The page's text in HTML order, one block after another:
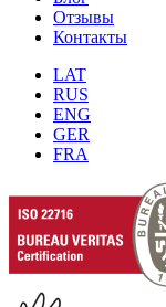
Отзывы
Контакты
LAT
RUS
ENG
GER
FRA